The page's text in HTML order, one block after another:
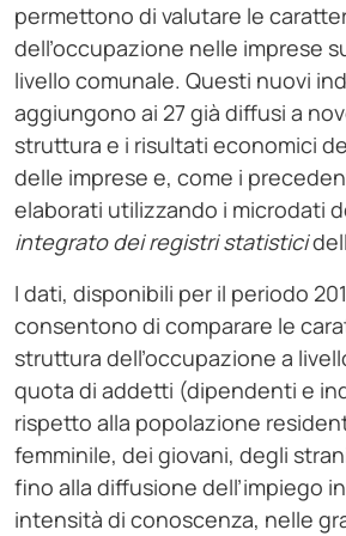
permettono di valutare le
dell’occupazione nelle imprese
livello comunale. Questi nuovi
aggiungono ai 27 già diffusi a
struttura e i risultati economici
delle imprese e, come i
elaborati utilizzando i microdati
integrato dei registri statistici
I dati, disponibili per il periodo
consentono di comparare le
struttura dell’occupazione a
quota di addetti (dipendenti e
rispetto alla popolazione
femminile, dei giovani, degli
fino alla diffusione dell’impiego
intensità di conoscenza, nelle